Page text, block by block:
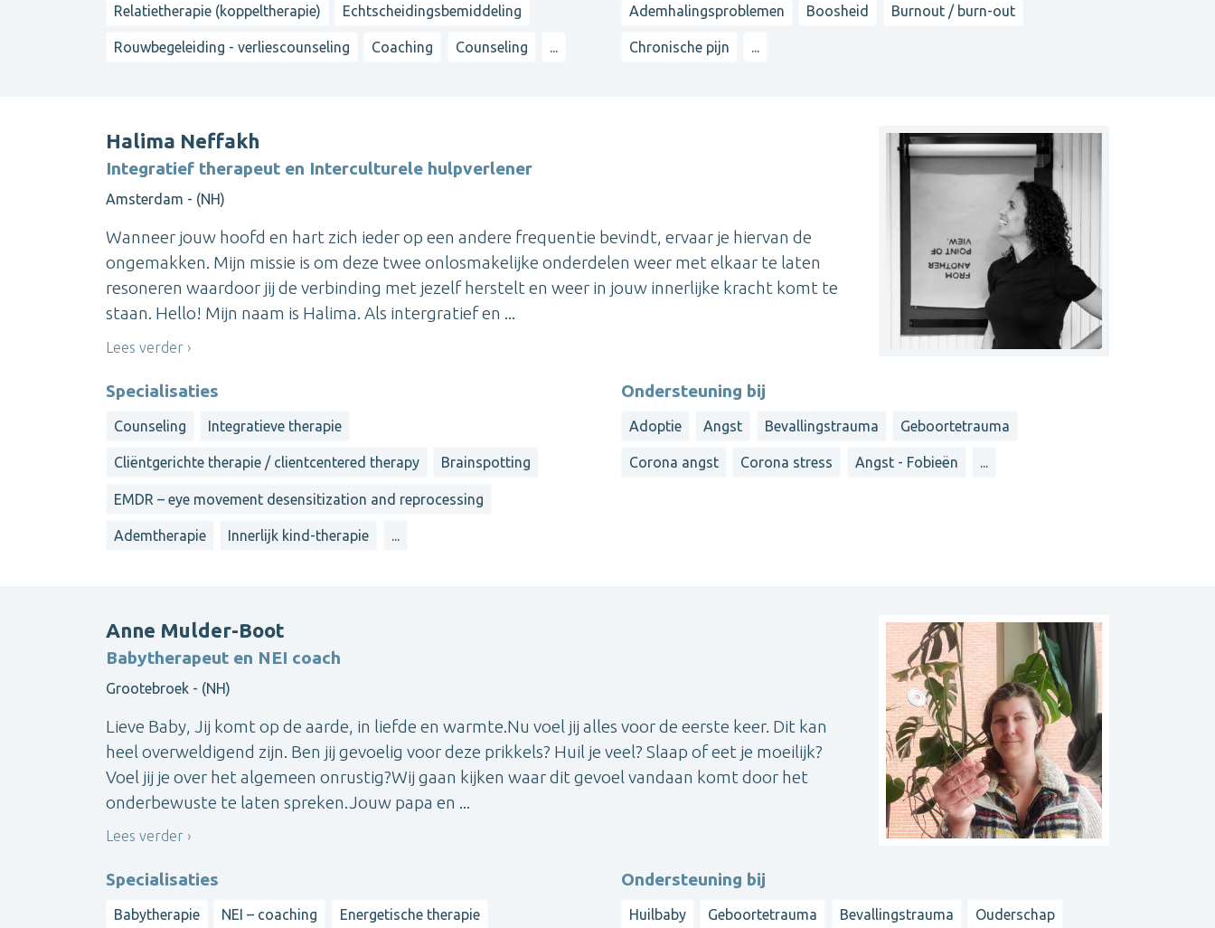
Relatietherapie (koppeltherapie) Echtscheidingsbemiddeling
Rouwbegeleiding - verliescounseling Coaching Counseling ...
Ademhalingsproblemen Boosheid Burnout / burn-out
Chronische pijn ...
Halima Neffakh
Integratief therapeut en Interculturele hulpverlener
Amsterdam - (NH)
Wanneer jouw hoofd en hart zich ieder op een andere frequentie bevindt, ervaar je hiervan de
ongemakken. Mijn missie is om deze twee onlosmakelijke onderdelen weer met elkaar te laten
resoneren waardoor jij de verbinding met jezelf herstelt en weer in jouw innerlijke kracht komt te
staan. Hello! Mijn naam is Halima. Als intergratief en ...
Lees verder
Specialisaties
Counseling Integratieve therapie
Cliëntgerichte therapie / clientcentered therapy Brainspotting
EMDR – eye movement desensitization and reprocessing
Ademtherapie Innerlijk kind-therapie ...
Ondersteuning bij
Adoptie Angst Bevallingstrauma Geboortetrauma
Corona angst Corona stress Angst - Fobieën ...
Anne Mulder-Boot
Babytherapeut en NEI coach
Grootebroek - (NH)
Lieve Baby, Jij komt op de aarde, in liefde en warmte.Nu voel jij alles voor de eerste keer. Dit kan
heel overweldigend zijn. Ben jij gevoelig voor deze prikkels? Huil je veel? Slaap of eet je moeilijk?
Voel jij je over het algemeen onrustig?Wij gaan kijken waar dit gevoel vandaan komt door het
onderbewuste te laten spreken.Jouw papa en ...
Lees verder
Specialisaties
Babytherapie NEI – coaching Energetische therapie
Ondersteuning bij
Huilbaby Geboortetrauma Bevallingstrauma Ouderschap